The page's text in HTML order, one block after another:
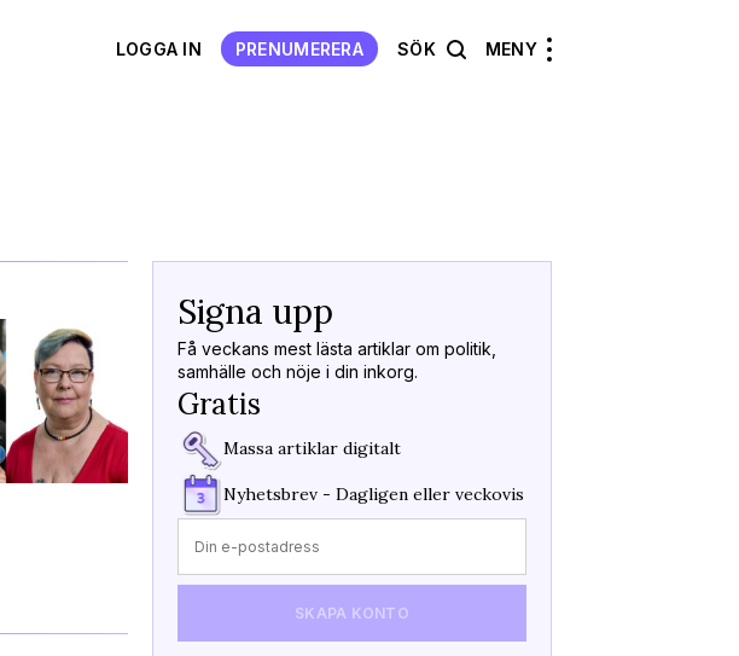
LOGGA IN PRENUMERERA SÖK MENY
Signa upp
Få veckans mest lästa artiklar om politik,
samhälle och nöje i din inkorg.
Gratis
Massa artiklar digitalt
Nyhetsbrev - Dagligen eller veckovis
SKAPA KONTO